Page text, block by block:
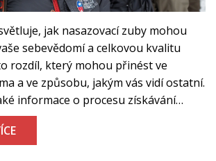
jak nasazovací zuby mohou
sebevědomí a celkovou kvalitu
rozdíl, který mohou přinést ve
a ve způsobu, jakým vás vidí ostatní.
informace o procesu získávání
jejich přínosech a možnostech
udržet váš nový úsměv zářivý a